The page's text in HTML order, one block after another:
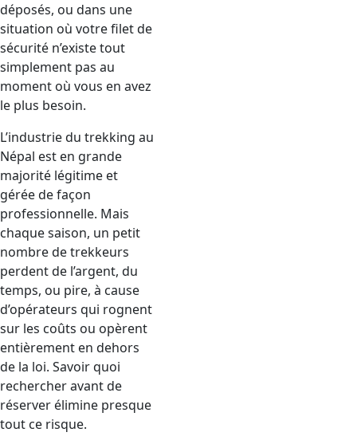
déposés, ou dans une
situation où votre filet de
sécurité n’existe tout
simplement pas au
moment où vous en avez
le plus besoin.
L’industrie du trekking au
Népal est en grande
majorité légitime et
gérée de façon
professionnelle. Mais
chaque saison, un petit
nombre de trekkeurs
perdent de l’argent, du
temps, ou pire, à cause
d’opérateurs qui rognent
sur les coûts ou opèrent
entièrement en dehors
de la loi. Savoir quoi
rechercher avant de
réserver élimine presque
tout ce risque.